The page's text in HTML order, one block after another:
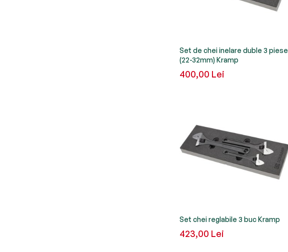
Set de chei inelare duble 3 piese
(22-32mm) Kramp
400,00 Lei
Set chei reglabile 3 buc Kramp
423,00 Lei